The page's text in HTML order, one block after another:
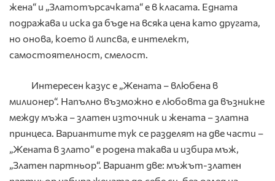
жена“ и „Златотърсачката“ е в класата. Едната
подражава и иска да бъде на всяка цена като другата,
но онова, което й липсва, е интелект,
самостоятелност, смелост.
Интересен казус е „Жената – влюбена в
милионер“. Напълно възможно е любовта да възникне
между мъжа – златен източник и жената – златна
принцеса. Вариантите тук се разделят на две части –
„Жената в злато“ е родена такава и избира мъж,
„Златен партньор“. Вариант две: мъжът-златен